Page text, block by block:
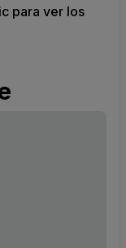
para ver los